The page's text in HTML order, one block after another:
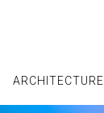
ARCHITECTURE